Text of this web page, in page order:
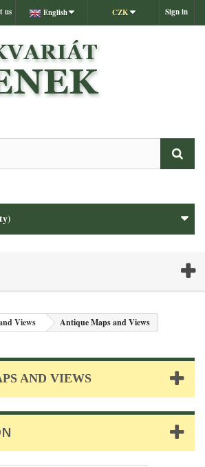
Sign in
CZK
English
us
Views Antique Maps and Views
AND VIEWS